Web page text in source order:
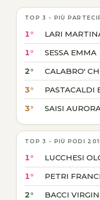
TOP 3 - PIÙ
1° LARI
1° SESSA EMMA
2° CALABRO'
3° PASTACALDI
3° SAISI
TOP 3 - PIÙ PODI
1° LUCCHESI
1° PETRI
2° BACCI